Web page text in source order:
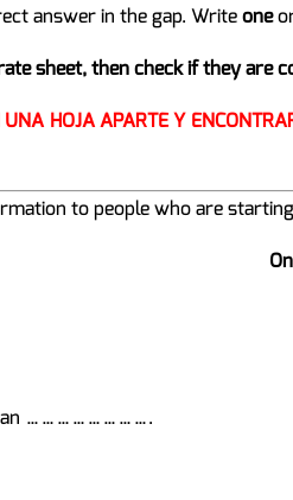
answer in the gap. Writeone
sheet, then check if they are
UNA HOJA APARTE Y
to people who are
…………………….